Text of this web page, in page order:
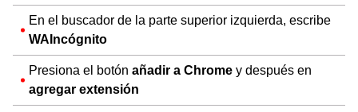
En el buscador de la parte superior izquierda, escribe
WAIncógnito
Presiona el botón añadir a Chrome y después en
agregar extensión